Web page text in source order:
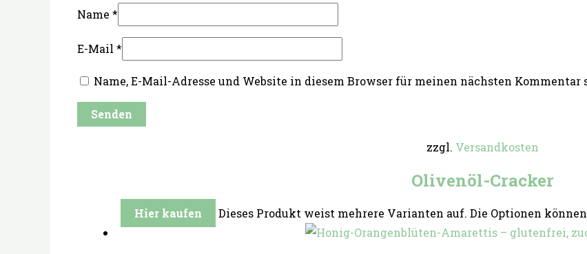
Name *
E-Mail *
Name, E-Mail-Adresse und Website in diesem Browser für meinen nächsten Kommentar
zzgl. Versandkosten
Olivenöl-Cracker
Hier kaufen Dieses Produkt weist mehrere Varianten auf. Die Optionen